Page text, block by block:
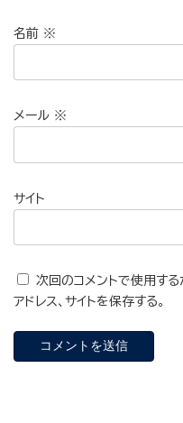
名前 ※
メール ※
サイト
次回のコメントで使用す
アドレス、サイトを保存する。